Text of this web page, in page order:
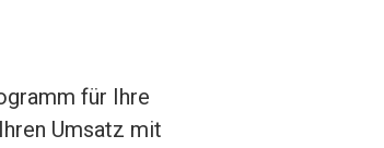
für Ihre
Umsatz mit